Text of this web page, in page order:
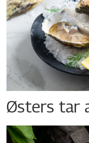
Østers tar